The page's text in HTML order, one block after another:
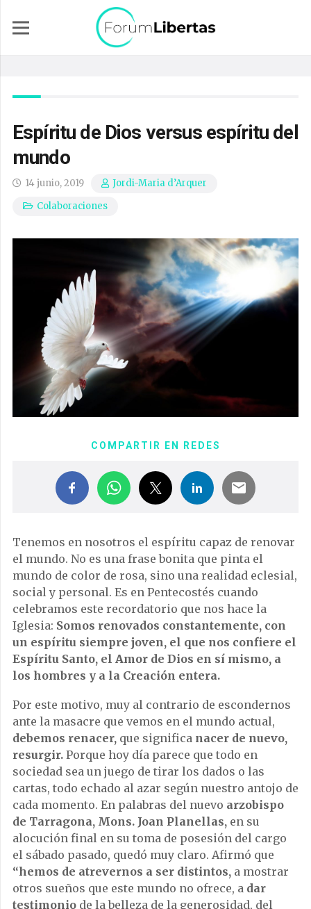
Espíritu de Dios versus espíritu del
mundo
14 junio, 2019
Jordi-Maria d’Arquer
Colaboraciones
COMPARTIR EN REDES
Tenemos en nosotros el espíritu capaz de renovar
el mundo. No es una frase bonita que pinta el
mundo de color de rosa, sino una realidad eclesial,
social y personal. Es en Pentecostés cuando
celebramos este recordatorio que nos hace la
Iglesia: Somos renovados constantemente, con
un espíritu siempre joven, el que nos confiere el
Espíritu Santo, el Amor de Dios en sí mismo, a
los hombres y a la Creación entera.
Por este motivo, muy al contrario de escondernos
ante la masacre que vemos en el mundo actual,
debemos renacer, que significa nacer de nuevo,
resurgir. Porque hoy día parece que todo en
sociedad sea un juego de tirar los dados o las
cartas, todo echado al azar según nuestro antojo de
cada momento. En palabras del nuevo arzobispo
de Tarragona, Mons. Joan Planellas, en su
alocución final en su toma de posesión del cargo
el sábado pasado, quedó muy claro. Afirmó que
“hemos de atrevernos a ser distintos, a mostrar
otros sueños que este mundo no ofrece, a dar
testimonio de la belleza de la generosidad, del